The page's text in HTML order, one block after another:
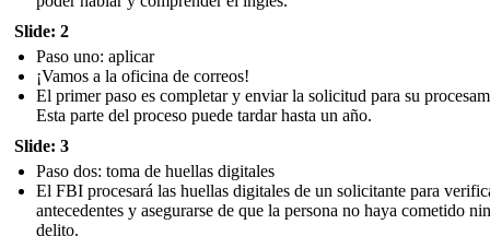
Slide: 2
Paso uno: aplicar
¡Vamos a la oficina de correos!
El primer paso es completar y enviar la solicitud para su
Esta parte del proceso puede tardar hasta un año.
Slide: 3
Paso dos: toma de huellas digitales
El FBI procesará las huellas digitales de un solicitante para
antecedentes y asegurarse de que la persona no haya cometido
delito.